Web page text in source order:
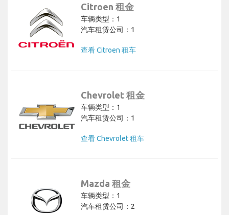
Citroen 租金
车辆类型：1
汽车租赁公司：1
查看 Citroen 租车
Chevrolet 租金
车辆类型：1
汽车租赁公司：1
查看 Chevrolet 租车
Mazda 租金
车辆类型：1
汽车租赁公司：2